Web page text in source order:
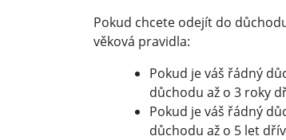
Pokud chcete odejít do
věková pravidla:
Pokud je váš řádný
důchodu až o 3 roky
Pokud je váš řádný
důchodu až o 5 let